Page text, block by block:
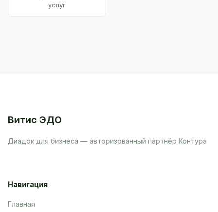
услуг
Витис ЭДО
Диадок для бизнеса — авторизованный партнёр Контура
Навигация
Главная